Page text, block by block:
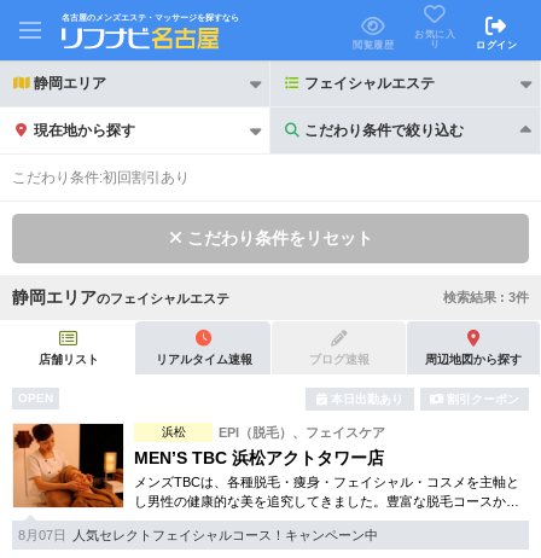
名古屋のメンズエステ・マッサージを探すなら
閲覧履歴
お気に入
り
ログイン
静岡エリア フェイシャルエステ
現在地から探す こだわり条件で絞り込む
こだわり条件で絞り込む
初回割引あり リピーター割引あり
団体割引 ポイントカード有
キャッシュレス決済OK 領収証発行可
2名様歓迎 団体様歓迎
完全個室 半個室あり
こだわり条件:初回割引あり
こだわり条件をリセット
静岡エリアのフェイシャルエステ 検索結果 : 3件
店舗リスト リアルタイム速報 ブログ速報 周辺地図から探す
OPEN 本日出勤あり 割引クーポン
浜松 EPI（脱毛）、フェイスケア
MEN’S TBC 浜松アクトタワー店
メンズTBCは、各種脱毛・痩身・フェイシャル・コスメを主軸と
し男性の健康的な美を追究してきました。豊富な脱毛コースから
フェイシャル、ダイエット等幅広いメニューを取り揃えていま
す。初回割引コースも多彩。
8月07日 人気セレクトフェイシャルコース！キャンペーン中